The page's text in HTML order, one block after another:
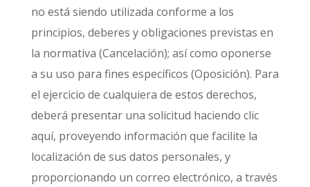
no está siendo utilizada conforme a los
principios, deberes y obligaciones previstas en
la normativa (Cancelación); así como oponerse
a su uso para fines específicos (Oposición). Para
el ejercicio de cualquiera de estos derechos,
deberá presentar una solicitud haciendo clic
aquí, proveyendo información que facilite la
localización de sus datos personales, y
proporcionando un correo electrónico, a través